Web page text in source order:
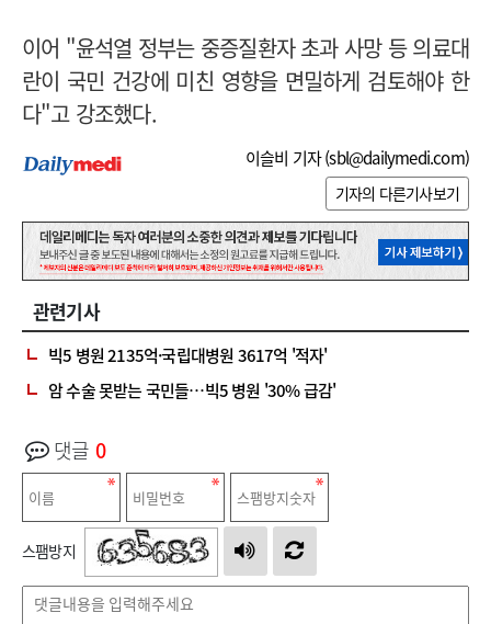
이어 "윤석열 정부는 중증질환자 초과 사망 등 의료대
란이 국민 건강에 미친 영향을 면밀하게 검토해야 한
다"고 강조했다.
이슬비 기자 (sbl@dailymedi.com)
기자의 다른기사보기
관련기사
빅5 병원 2135억·국립대병원 3617억 '적자'
암 수술 못받는 국민들…빅5 병원 '30% 급감'
댓글 0
스팸방지